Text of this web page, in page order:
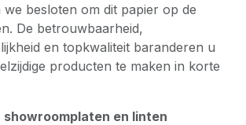
besloten om dit papier op de
De betrouwbaarheid,
en topkwaliteit baranderen u
producten te maken in korte
showroomplaten en linten